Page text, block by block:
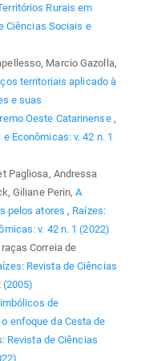
Rurais em
Ciências Sociais e
Marcio Gazolla,
territoriais aplicado à
e suas
Oeste Catarinense ,
Econômicas: v. 42 n. 1
Pagliosa, Andressa
Giliane Perin,A
pelos atores , Raízes:
v. 42 n. 1 (2022)
Correia de
Revista de Ciências
(2005)
de
enfoque da Cesta de
Revista de Ciências